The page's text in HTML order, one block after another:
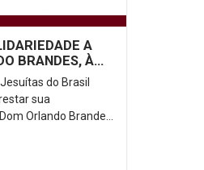
A
BRANDES, À
FRANCISCO
do Brasil
sua
Orlando Brandes,